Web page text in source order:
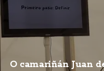
O camariñán Juan